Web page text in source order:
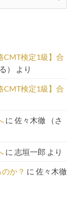
CMT検定1級】合
） より
CMT検定1級】合
に 佐々木徹 （さ
に 志垣一郎 より
か？ に 佐々木徹